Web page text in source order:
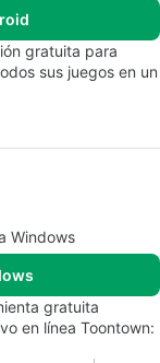
gratuita para
sus juegos en un
Windows
gratuita
en línea Toontown: